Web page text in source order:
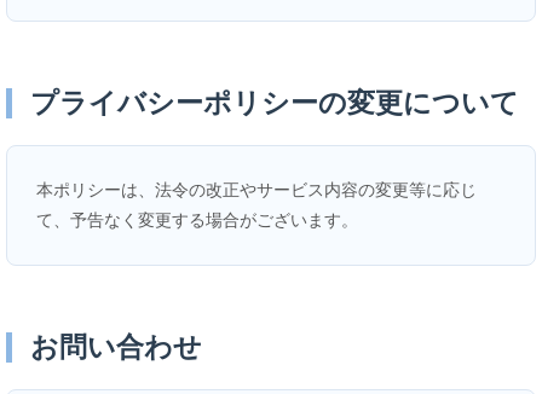
プライバシーポリシーの変更について
本ポリシーは、法令の改正やサービス内容の変更等に応じ
て、予告なく変更する場合がございます。
お問い合わせ